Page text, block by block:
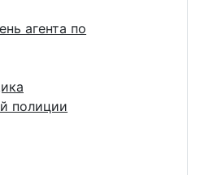
агента по
полиции